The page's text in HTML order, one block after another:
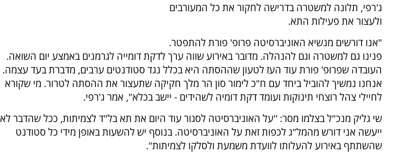
ג'רפי, תלונה למשטרה בדרישה לחקור את כל המעורבים
ולעצור את פעילות התא.
"אנו דורשים מנשיא האוניברסיטה פרופ' פורת להתפטר.
פנינו גם למשטרה וגם להנהלה. מדובר באירוע שווה ערך לדקת דומייה לגרמנים באמצע יום השואה.
העובדה שפרופ' פורת עוד העז לטעון שההסתה היא בכלל נגד סטודנטים ערבים, מדברת בעד עצמה.
אנחנו נמשיך להוביל ביחד עם ח"כ לימור סון הר מלך חקיקה שתעצור את ההסתה לטרור. מי שקורא
לחיילי צהל רוצחי תינוקות ועומד דקת דומיה לשהידים - יישב בכלא", אמר ג'רפי.
שי גליק מנכ"ל בצלמו מסר: ''על האוניברסיטה לסגור עוד היום את תא בל"ד לצמיתות, ככל שהדבר לא
ייעשה אני דורש מהמל"ג לכפות זאת על האוניברסיטה. בנוסף יש להשעות באופן מידי כל סטודנט
שהשתתף באירוע להעלותו לוועדת משמעת ולסלקו לצמיתות".